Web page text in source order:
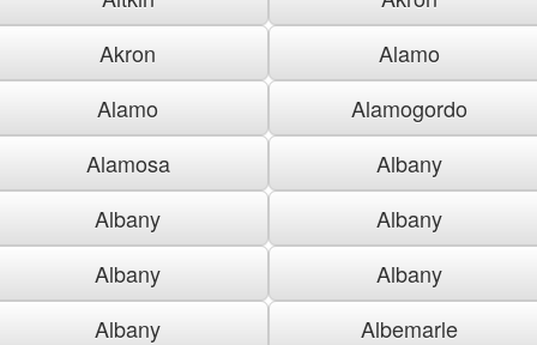
Akron
Alamo
Alamo
Alamogordo
Alamosa
Albany
Albany
Albany
Albany
Albany
Albany
Albemarle